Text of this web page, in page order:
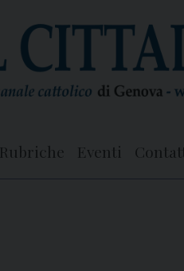
Rubriche Eventi